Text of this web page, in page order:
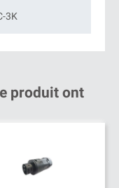
3K
produit ont